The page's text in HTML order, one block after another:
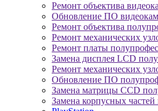
Ремонт объектива
Обновление ПО
Ремонт объектива
Ремонт механических
Ремонт платы
Замена дисплея LCD
Ремонт механических
Обновление ПО
Замена матрицы CCD
Замена корпусных